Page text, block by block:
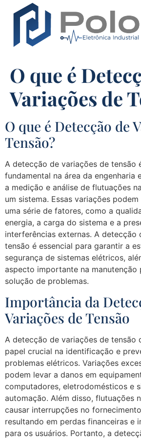
O que é
Variações de
O que é Detecção de
Tensão?
A detecção de variações de tensão
fundamental na área da engenharia
a medição e análise de flutuações
um sistema. Essas variações
uma série de fatores, como a
energia, a carga do sistema e a
interferências externas. A detecção
tensão é essencial para garantir a
segurança de sistemas elétricos,
aspecto importante na manutenção
solução de problemas.
Importância da
Variações de Tensão
A detecção de variações de tensão
papel crucial na identificação e
problemas elétricos. Variações
podem levar a danos em
computadores, eletrodomésticos e
automação. Além disso, flutuações
causar interrupções no
resultando em perdas financeiras e
para os usuários. Portanto, a